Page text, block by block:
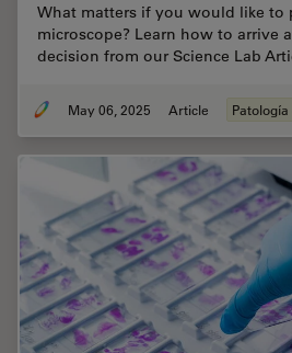
What matters if you would like to
microscope? Learn how to arrive
decision from our Science Lab
May 06, 2025 Article Patología